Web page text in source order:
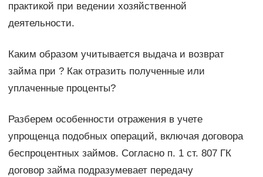
практикой при ведении хозяйственной
деятельности.
Каким образом учитывается выдача и возврат
займа при ? Как отразить полученные или
уплаченные проценты?
Разберем особенности отражения в учете
упрощенца подобных операций, включая договора
беспроцентных займов. Согласно п. 1 ст. 807 ГК
договор займа подразумевает передачу